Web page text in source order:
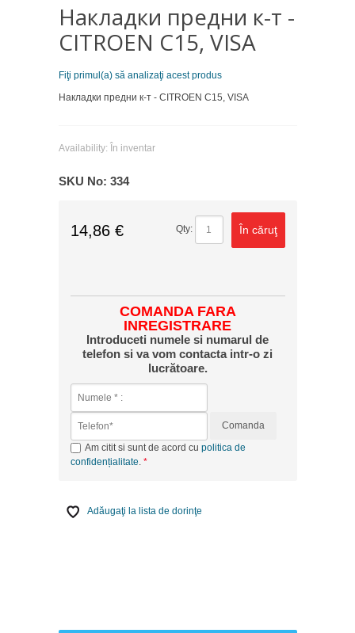
Накладки предни к-т -
CITROEN C15, VISA
Fiţi primul(a) să analizaţi acest produs
Накладки предни к-т - CITROEN C15, VISA
Availability: În inventar
SKU No: 334
14,86 € Qty: În căruţ
COMANDA FARA
INREGISTRARE
Introduceti numele si numarul de
telefon si va vom contacta intr-o zi
lucrătoare.
Comanda
Am citit si sunt de acord cu politica de
confidențialitate
Adăugaţi la lista de dorinţe